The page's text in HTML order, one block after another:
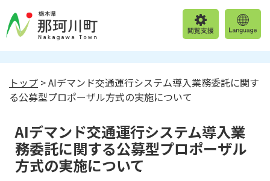
トップ > AIデマンド交通運行システム導入業務委託に関す
る公募型プロポーザル方式の実施について
AIデマンド交通運行システム導入業
務委託に関する公募型プロポーザル
方式の実施について